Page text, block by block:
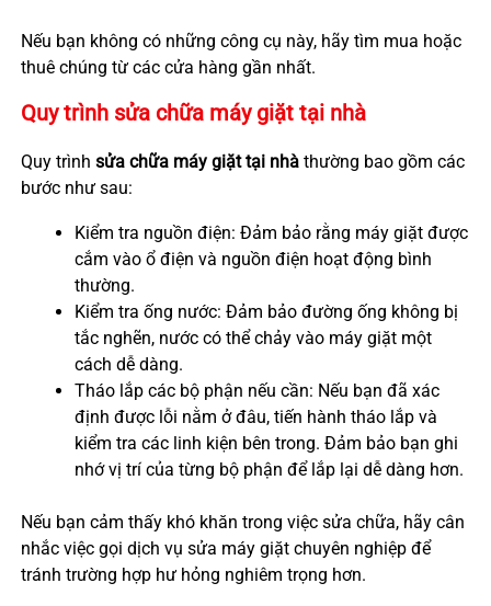
Nếu bạn không có những công cụ này, hãy tìm mua hoặc
thuê chúng từ các cửa hàng gần nhất.
Quy trình sửa chữa máy giặt tại nhà
Quy trình sửa chữa máy giặt tại nhàthường bao gồm các
bước như sau:
Kiểm tra nguồn điện: Đảm bảo rằng máy giặt được
cắm vào ổ điện và nguồn điện hoạt động bình
thường.
Kiểm tra ống nước: Đảm bảo đường ống không bị
tắc nghẽn, nước có thể chảy vào máy giặt một
cách dễ dàng.
Tháo lắp các bộ phận nếu cần: Nếu bạn đã xác
định được lỗi nằm ở đâu, tiến hành tháo lắp và
kiểm tra các linh kiện bên trong. Đảm bảo bạn ghi
nhớ vị trí của từng bộ phận để lắp lại dễ dàng hơn.
Nếu bạn cảm thấy khó khăn trong việc sửa chữa, hãy cân
nhắc việc gọi dịch vụ sửa máy giặt chuyên nghiệp để
tránh trường hợp hư hỏng nghiêm trọng hơn.